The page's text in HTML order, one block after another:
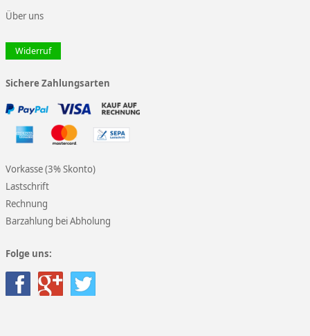
Über uns
Widerruf
Sichere Zahlungsarten
Vorkasse (3% Skonto)
Lastschrift
Rechnung
Barzahlung bei Abholung
Folge uns: